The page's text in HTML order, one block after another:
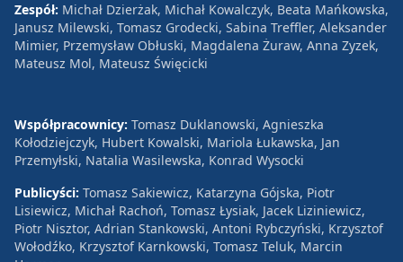
Zespół: Michał Dzierżak, Michał Kowalczyk, Beata Mańkowska,
Janusz Milewski, Tomasz Grodecki, Sabina Treffler, Aleksander
Mimier, Przemysław Obłuski, Magdalena Żuraw, Anna Zyzek,
Mateusz Mol, Mateusz Święcicki
Współpracownicy: Tomasz Duklanowski, Agnieszka
Kołodziejczyk, Hubert Kowalski, Mariola Łukawska, Jan
Przemyłski, Natalia Wasilewska, Konrad Wysocki
Publicyści: Tomasz Sakiewicz, Katarzyna Gójska, Piotr
Lisiewicz, Michał Rachoń, Tomasz Łysiak, Jacek Liziniewicz,
Piotr Nisztor, Adrian Stankowski, Antoni Rybczyński, Krzysztof
Wołodźko, Krzysztof Karnkowski, Tomasz Teluk, Marcin